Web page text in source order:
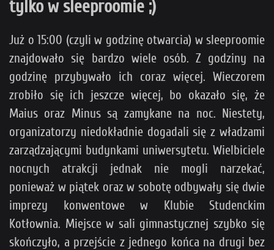
tylko w sleeproomie ;)
Już o 15:00 (czyli w godzinę otwarcia) w sleeproomie
znajdowało się bardzo wiele osób. Z godziny na
godzinę przybywało ich coraz więcej. Wieczorem
zrobiło się ich jeszcze więcej, bo okazało się, że
Maius oraz Minus są zamykane na noc. Niestety,
organizatorzy niedokładnie dogadali się z władzami
zarządzającymi budynkami uniwersytetu. Wielbiciele
nocnych atrakcji jednak nie mogli narzekać,
ponieważ w piątek oraz w sobotę odbywały się dwie
imprezy konwentowe w Klubie Studenckim
Kotłownia. Miejsce w sali gimnastycznej szybko się
skończyło, a przejście z jednego końca na drugi bez